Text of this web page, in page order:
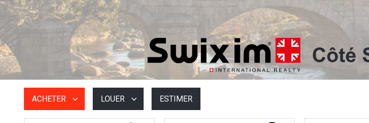
ACHETER LOUER ESTIMER